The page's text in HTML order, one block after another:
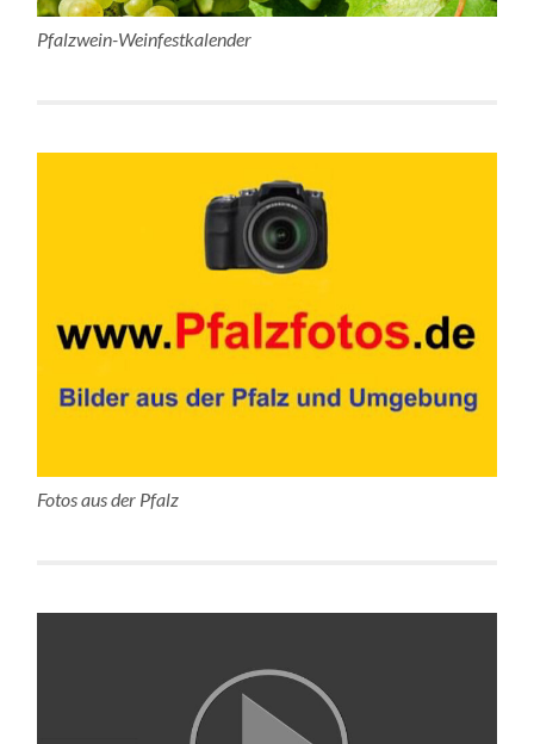
Pfalzwein-Weinfestkalender
Fotos aus der Pfalz